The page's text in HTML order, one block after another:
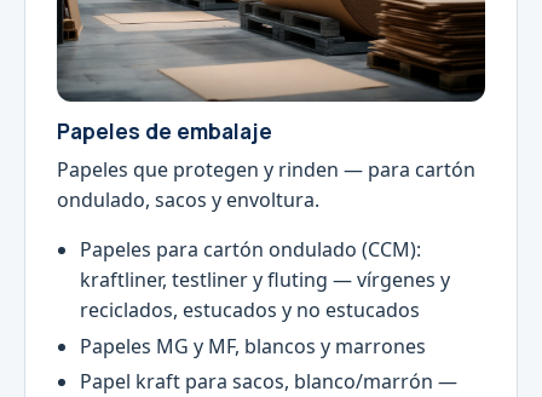
Papeles de embalaje
Papeles que protegen y rinden — para cartón
ondulado, sacos y envoltura.
Papeles para cartón ondulado (CCM):
kraftliner, testliner y fluting — vírgenes y
reciclados, estucados y no estucados
Papeles MG y MF, blancos y marrones
Papel kraft para sacos, blanco/marrón —